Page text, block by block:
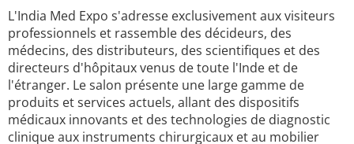
L'India Med Expo s'adresse exclusivement aux visiteurs
professionnels et rassemble des décideurs, des
médecins, des distributeurs, des scientifiques et des
directeurs d'hôpitaux venus de toute l'Inde et de
l'étranger. Le salon présente une large gamme de
produits et services actuels, allant des dispositifs
médicaux innovants et des technologies de diagnostic
clinique aux instruments chirurgicaux et au mobilier